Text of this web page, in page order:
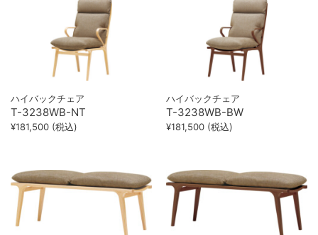
ハイバックチェア
T-3238WB-NT
¥181,500 (税込)
ハイバックチェア
T-3238WB-BW
¥181,500 (税込)